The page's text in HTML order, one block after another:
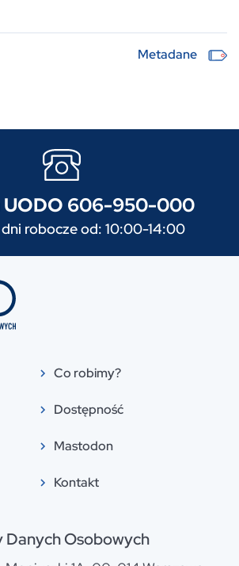
Metadane
UODO 606-950-000
robocze od: 10:00-14:00
Co robimy?
Dostępność
Mastodon
Kontakt
Danych Osobowych